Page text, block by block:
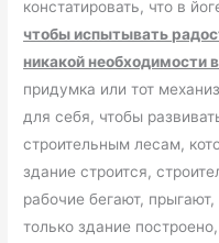
констатировать, что в
чтобы испытывать
никакой необходимости
придумка или тот
для себя, чтобы
строительным лесам,
здание строится,
рабочие бегают,
только здание